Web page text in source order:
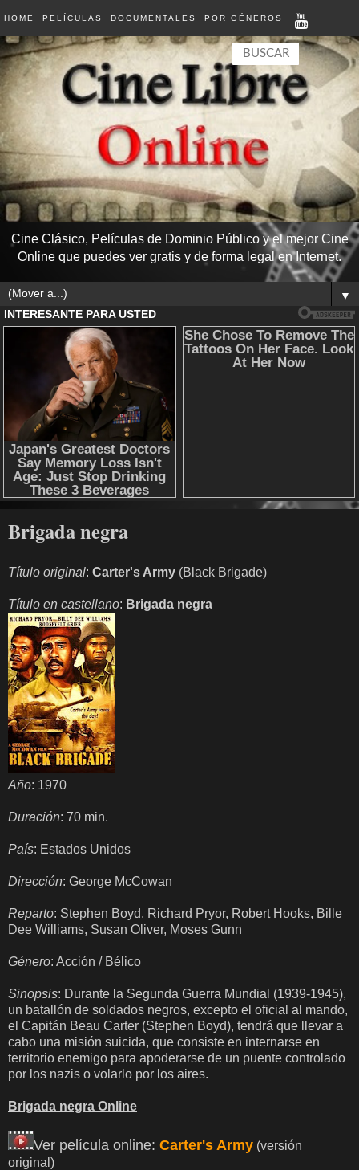
HOME PELÍCULAS DOCUMENTALES POR GÉNEROS
Cine Clásico, Películas de Dominio Público y el mejor Cine
Online que puedes ver gratis y de forma legal en Internet.
▼
Brigada negra
Título original: Carter's Army (Black Brigade)
Título en castellano: Brigada negra
Año: 1970
Duración: 70 min.
País: Estados Unidos
Dirección: George McCowan
Reparto: Stephen Boyd, Richard Pryor, Robert Hooks, Bille
Dee Williams, Susan Oliver, Moses Gunn
Género: Acción / Bélico
Sinopsis: Durante la Segunda Guerra Mundial (1939-1945),
un batallón de soldados negros, excepto el oficial al mando,
el Capitán Beau Carter (Stephen Boyd), tendrá que llevar a
cabo una misión suicida, que consiste en internarse en
territorio enemigo para apoderarse de un puente controlado
por los nazis o volarlo por los aires.
Brigada negra Online
Ver película online: Carter's Army (versión
original)